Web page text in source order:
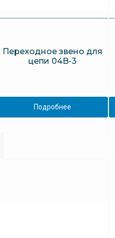
Переходное звено для
цепи 04B-3
Подробнее